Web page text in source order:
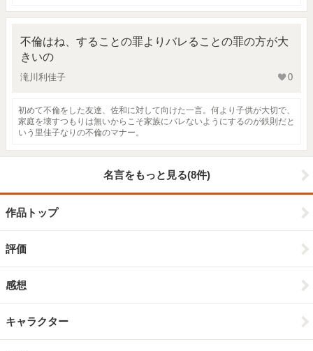
不倫はね、することの罪よりバレることの罪の方が大
きいの
滝川利佳子 0
初めて不倫をした友達、佐和に対して向けた一言。何より子供が大切で、
家庭を壊すつもりは無いからこそ家族にバレないようにするのが鉄則だと
いう里佳子なりの不倫のマナー。
名言をもっと見る(8件)
作品トップ
評価
感想
キャラクター